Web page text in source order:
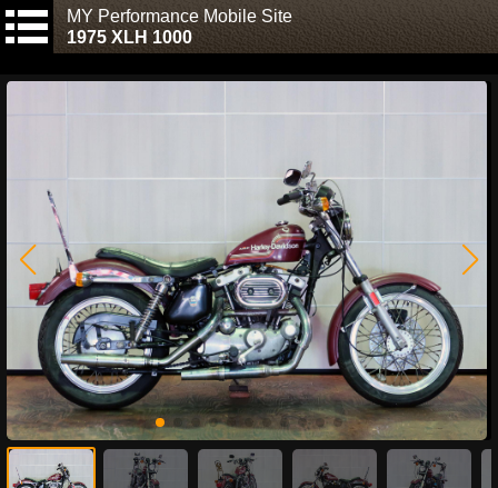
MY Performance Mobile Site
1975 XLH 1000